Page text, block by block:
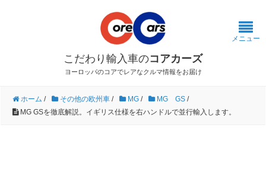
こだわり輸入車のコアカーズ
ヨーロッパのコアでレアなクルマ情報をお届け
メニュー
ホーム / その他の欧州車 / MG / MG GS /
MG GSを徹底解説。イギリス仕様を右ハンドルで並行輸入します。